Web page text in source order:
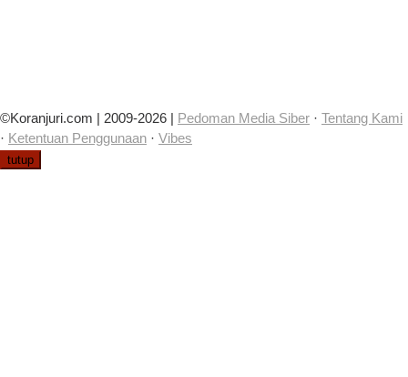
©Koranjuri.com | 2009-2026 | Pedoman Media Siber · Tentang Kami
· Ketentuan Penggunaan · Vibes
tutup